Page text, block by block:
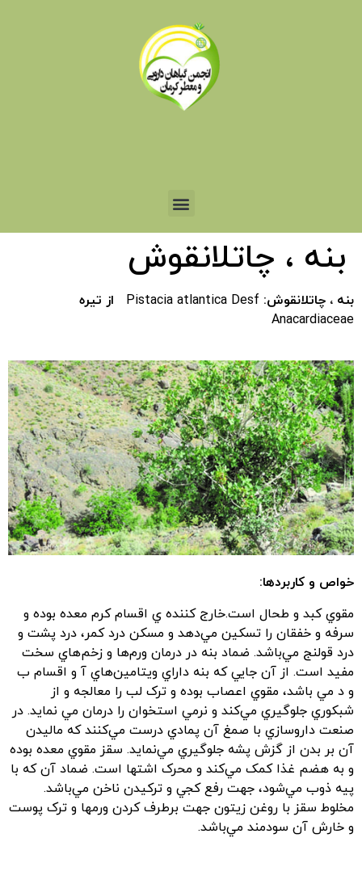
بنه ، چاتلانقوش
بنه ، چاتلانقوش: Pistacia atlantica Desf از تيره
Anacardiaceae
خواص و کاربردها:
مقوي کبد و طحال است.خارج کننده ي اقسام کرم معده بوده و
سرفه و خفقان را تسکين مي‌دهد و مسکن درد کمر، درد پشت و
درد قولنج مي‌باشد. ضماد بنه در درمان ورم‌ها و زخم‌هاي سخت
مفيد است. از آن جايي که بنه داراي ويتامين‌هاي آ و اقسام ب
و د مي باشد، مقوي اعصاب بوده و ترک لب را معالجه و از
شبکوري جلوگيري مي‌کند و نرمي استخوان را درمان مي نمايد. در
صنعت داروسازي با صمغ آن پمادي درست مي‌کنند که ماليدن
آن بر بدن از گزش پشه جلوگيري مي‌نمايد. سقز مقوي معده بوده
و به هضم غذا کمک مي‌کند و محرک اشتها است. ضماد آن که با
پيه ذوب مي‌شود، جهت رفع کجي و ترکيدن ناخن مي‌باشد.
مخلوط سقز با روغن زيتون جهت برطرف کردن ورمها و ترک پوست
و خارش آن سودمند مي‌باشد.